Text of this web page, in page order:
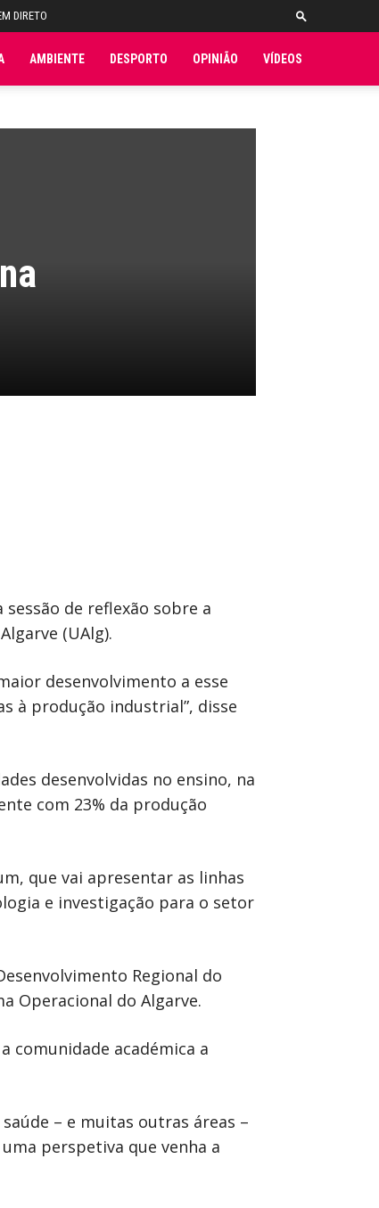
DIRETO
AMBIENTE DESPORTO OPINIÃO VÍDEOS
de reflexão sobre a
(UAlg).
desenvolvimento a esse
à produção industrial”, disse
desenvolvidas no ensino, na
com 23% da produção
que vai apresentar as linhas
e investigação para o setor
Regional do
Operacional do Algarve.
comunidade académica a
– e muitas outras áreas –
perspetiva que venha a